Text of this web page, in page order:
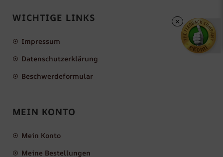
WICHTIGE LINKS
Impressum
Datenschutzerklärung
Beschwerdeformular
MEIN KONTO
Mein Konto
Meine Bestellungen
×